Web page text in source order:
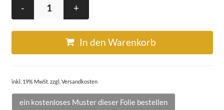
- +
In den Warenkorb
inkl. 19% MwSt. zzgl. Versandkosten
ein kostenloses Muster dieser Folie bestellen